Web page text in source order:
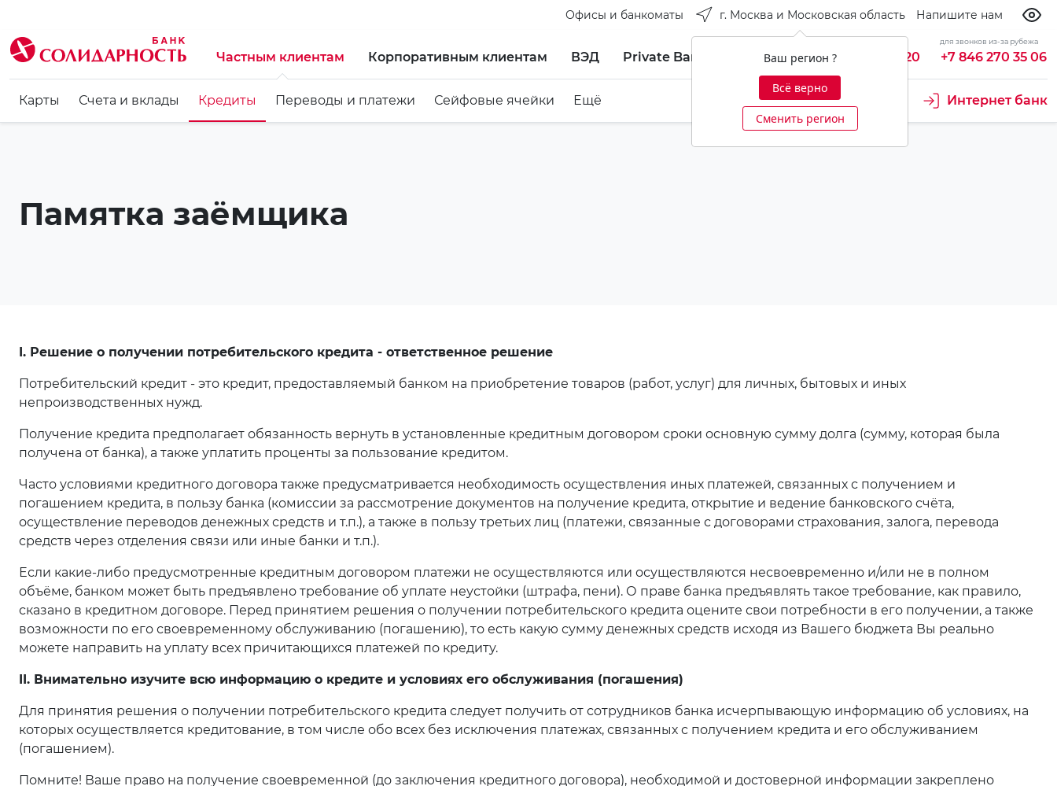
Офисы и банкоматы г. Москва и Московская область Напишите нам
Частным клиентам Корпоративным клиентам ВЭД Private Banking 8 800 700 92 20
для звонков из-за рубежа
+7 846 270 35 06
Карты Счета и вклады Кредиты Переводы и платежи Сейфовые ячейки Ещё Интернет банк
Памятка заёмщика
I. Решение о получении потребительского кредита - ответственное решение
Потребительский кредит - это кредит, предоставляемый банком на приобретение товаров (работ, услуг) для личных, бытовых и иных
непроизводственных нужд.
Получение кредита предполагает обязанность вернуть в установленные кредитным договором сроки основную сумму долга (сумму, которая была
получена от банка), а также уплатить проценты за пользование кредитом.
Часто условиями кредитного договора также предусматривается необходимость осуществления иных платежей, связанных с получением и
погашением кредита, в пользу банка (комиссии за рассмотрение документов на получение кредита, открытие и ведение банковского счёта,
осуществление переводов денежных средств и т.п.), а также в пользу третьих лиц (платежи, связанные с договорами страхования, залога, перевода
средств через отделения связи или иные банки и т.п.).
Если какие-либо предусмотренные кредитным договором платежи не осуществляются или осуществляются несвоевременно и/или не в полном
объёме, банком может быть предъявлено требование об уплате неустойки (штрафа, пени). О праве банка предъявлять такое требование, как правило,
сказано в кредитном договоре. Перед принятием решения о получении потребительского кредита оцените свои потребности в его получении, а также
возможности по его своевременному обслуживанию (погашению), то есть какую сумму денежных средств исходя из Вашего бюджета Вы реально
можете направить на уплату всех причитающихся платежей по кредиту.
II. Внимательно изучите всю информацию о кредите и условиях его обслуживания (погашения)
Для принятия решения о получении потребительского кредита следует получить от сотрудников банка исчерпывающую информацию об условиях, на
которых осуществляется кредитование, в том числе обо всех без исключения платежах, связанных с получением кредита и его обслуживанием
(погашением).
Помните! Ваше право на получение своевременной (до заключения кредитного договора), необходимой и достоверной информации закреплено
Ваш регион ?
Всё верно
Сменить регион